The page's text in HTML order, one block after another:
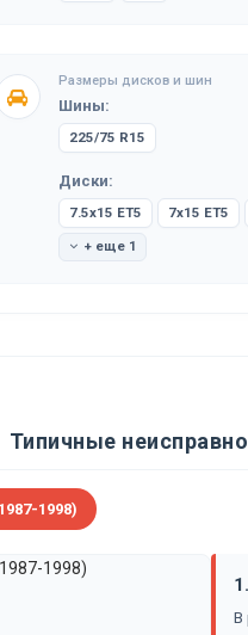
Размеры дисков и шин
Шины:
225/75 R15
Диски:
7.5x15 ET5 7x15 ET5
+ еще 1
Типичные
1998)
В